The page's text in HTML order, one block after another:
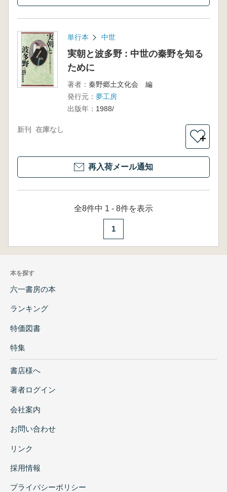
単行本 中世
実朝と波多野 : 中世の秦野を知る
ために
著者： 秦野郷土文化会 編
発行元： 夢工房
出版年： 1988/
新刊 在庫なし
＋
再入荷メール通知
全8件中 1 - 8件を表示
1
本を探す
六一書房の本
ランキング
特価図書
特集
書店様へ
著者ログイン
会社案内
お問い合わせ
リンク
採用情報
プライバシーポリシー